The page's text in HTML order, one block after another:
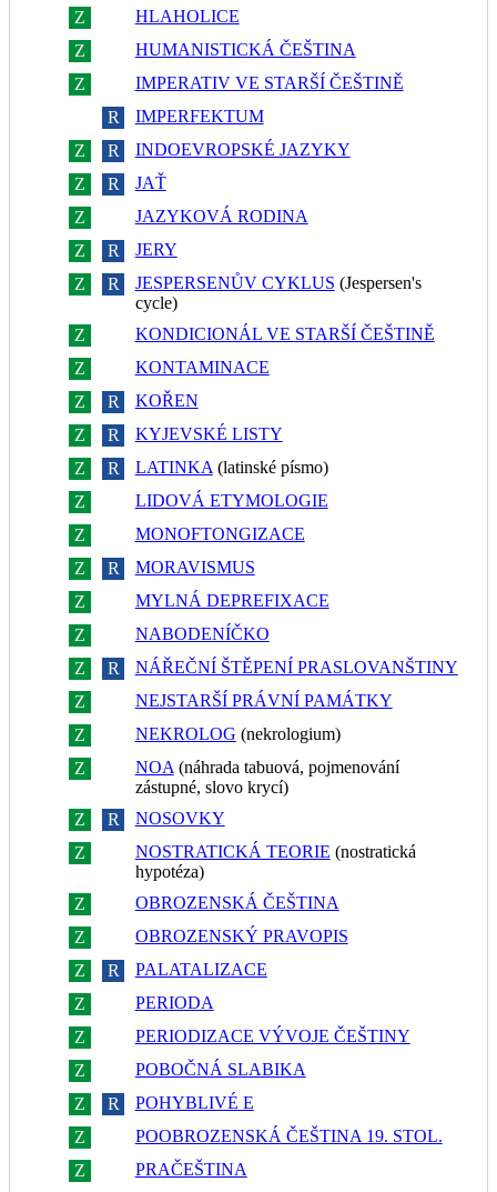
Z
HLAHOLICE
Z
HUMANISTICKÁ ČEŠTINA
Z
IMPERATIV VE STARŠÍ ČEŠTINĚ
R
IMPERFEKTUM
Z
R
INDOEVROPSKÉ JAZYKY
Z
R
JAŤ
Z
JAZYKOVÁ RODINA
Z
R
JERY
Z
R JESPERSENŮV CYKLUS (Jespersen's
cycle)
Z
KONDICIONÁL VE STARŠÍ ČEŠTINĚ
Z
KONTAMINACE
Z
R
KOŘEN
Z
R
KYJEVSKÉ LISTY
Z
R LATINKA (latinské písmo)
Z
LIDOVÁ ETYMOLOGIE
Z
MONOFTONGIZACE
Z
R
MORAVISMUS
Z
MYLNÁ DEPREFIXACE
Z
NABODENÍČKO
Z
R
NÁŘEČNÍ ŠTĚPENÍ PRASLOVANŠTINY
Z
NEJSTARŠÍ PRÁVNÍ PAMÁTKY
Z
NEKROLOG (nekrologium)
Z
NOA (náhrada tabuová, pojmenování
zástupné, slovo krycí)
Z
R
NOSOVKY
Z
NOSTRATICKÁ TEORIE (nostratická
hypotéza)
Z
OBROZENSKÁ ČEŠTINA
Z
OBROZENSKÝ PRAVOPIS
Z
R
PALATALIZACE
Z
PERIODA
Z
PERIODIZACE VÝVOJE ČEŠTINY
Z
POBOČNÁ SLABIKA
Z
R
POHYBLIVÉ E
Z
POOBROZENSKÁ ČEŠTINA 19. STOL.
Z
PRAČEŠTINA